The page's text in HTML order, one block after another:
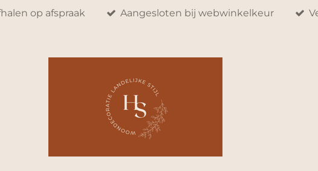
op afspraak Aangesloten bij webwinkelkeur